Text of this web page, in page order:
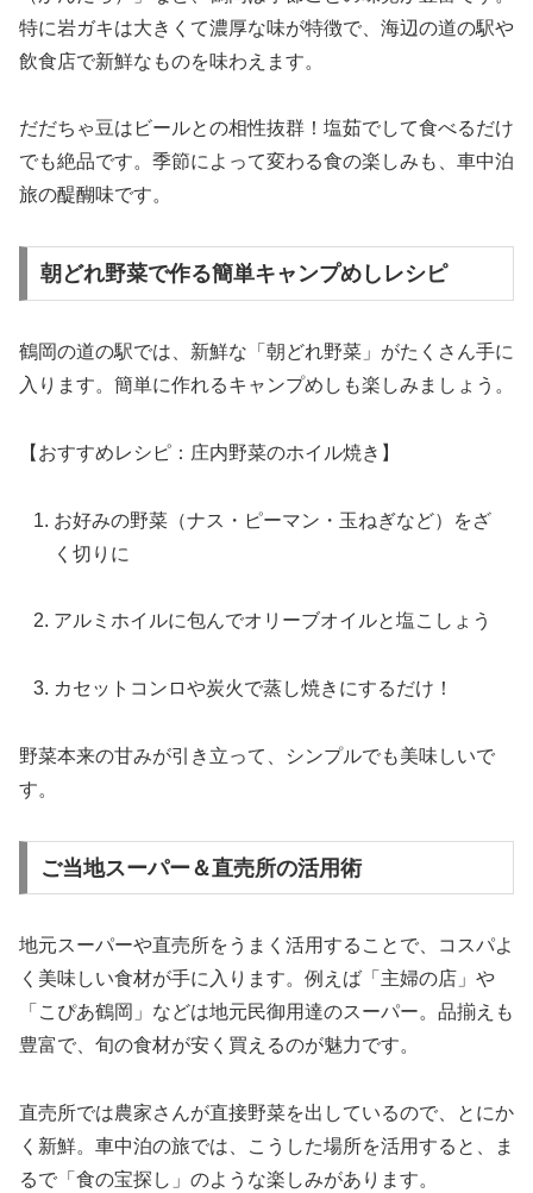
特に岩ガキは大きくて濃厚な味が特徴で、海辺の道の駅や
飲食店で新鮮なものを味わえます。
だだちゃ豆はビールとの相性抜群！塩茹でして食べるだけ
でも絶品です。季節によって変わる食の楽しみも、車中泊
旅の醍醐味です。
朝どれ野菜で作る簡単キャンプめしレシピ
鶴岡の道の駅では、新鮮な「朝どれ野菜」がたくさん手に
入ります。簡単に作れるキャンプめしも楽しみましょう。
【おすすめレシピ：庄内野菜のホイル焼き】
お好みの野菜（ナス・ピーマン・玉ねぎなど）をざ
く切りに
アルミホイルに包んでオリーブオイルと塩こしょう
カセットコンロや炭火で蒸し焼きにするだけ！
野菜本来の甘みが引き立って、シンプルでも美味しいで
す。
ご当地スーパー＆直売所の活用術
地元スーパーや直売所をうまく活用することで、コスパよ
く美味しい食材が手に入ります。例えば「主婦の店」や
「こぴあ鶴岡」などは地元民御用達のスーパー。品揃えも
豊富で、旬の食材が安く買えるのが魅力です。
直売所では農家さんが直接野菜を出しているので、とにか
く新鮮。車中泊の旅では、こうした場所を活用すると、ま
るで「食の宝探し」のような楽しみがあります。